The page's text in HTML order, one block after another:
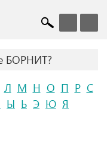
БОРНИТ?
Л М Н О П Р С
Ы Ь Э Ю Я